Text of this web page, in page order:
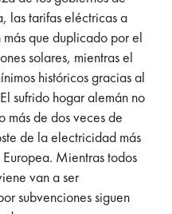
las tarifas eléctricas a
más que duplicado por el
solares, mientras el
históricos gracias al
sufrido hogar alemán no
más de dos veces de
de la electricidad más
Mientras todos
van a ser
subvenciones siguen